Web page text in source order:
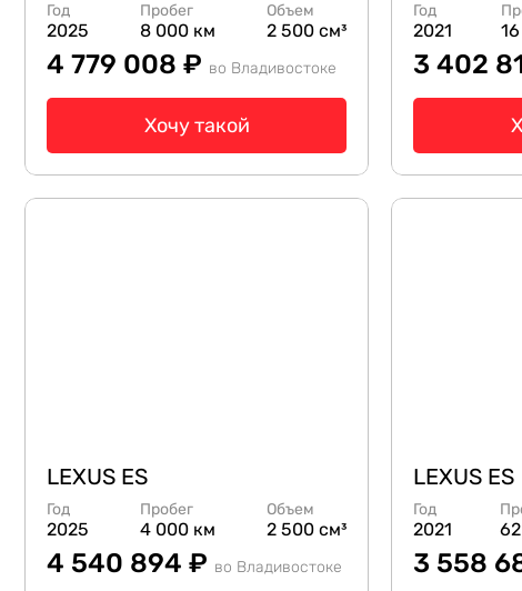
Год
2025
Пробег
8 000 км
Объем
2 500 см³
4 779 008 ₽ во Владивостоке
Хочу такой
Год
2021
3 402
LEXUS ES
Год
2025
Пробег
4 000 км
Объем
2 500 см³
4 540 894 ₽ во Владивостоке
LEXUS ES
Год
2021
3 558